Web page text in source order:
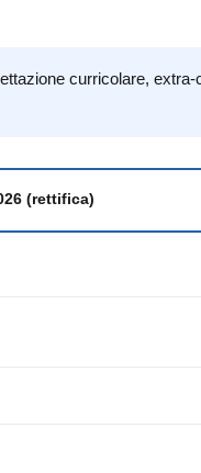
curricolare,
(rettifica)